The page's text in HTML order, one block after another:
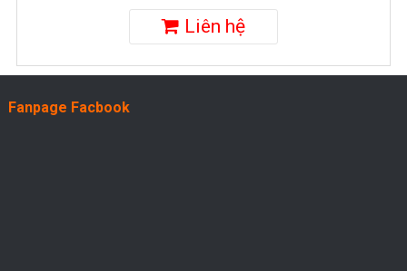
Liên hệ
Fanpage Facbook